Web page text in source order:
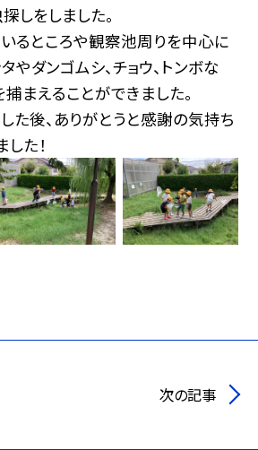
しをしました。
るところや観察池周りを中心に
やダンゴムシ、チョウ、トンボな
まえることができました。
た後、ありがとうと感謝の気持ち
た！
次の記事